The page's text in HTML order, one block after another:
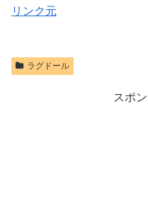
リンク元
ラグドール
スポ